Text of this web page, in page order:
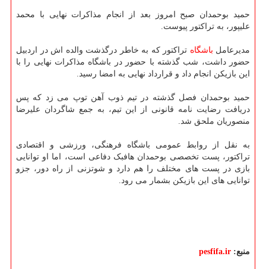
حمید بوحمدان صبح امروز بعد از انجام مذاکرات نهایی با محمد
علیپور، به تراکتور پیوست.
مدیرعامل باشگاه تراکتور که به خاطر درگذشت والده اش در اردبیل
حضور داشت، شب گذشته با حضور در باشگاه مذاکرات نهایی را با
این بازیکن انجام داد و قرارداد نهایی به امضا رسید.
حمید بوحمدان فصل گذشته در تیم ذوب آهن توپ می زد که پس
دریافت رضایت نامه قانونی از این تیم، به جمع شاگردان علیرضا
منصوریان ملحق شد.
به نقل از روابط عمومی باشگاه فرهنگی، ورزشی و اقتصادی
تراکتور، پست تخصصی بوحمدان هافبک دفاعی است، اما او توانایی
بازی در پست های مختلف را هم دارد و شوتزنی از راه دور، جزو
توانایی های این بازیکن بشمار می رود.
منبع: pesfifa.ir